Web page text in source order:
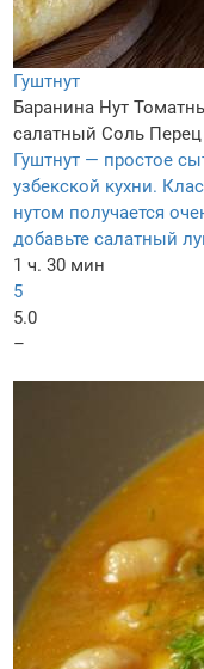
Гуштнут
Баранина Нут
салатный Соль
Гуштнут — простое
узбекской кухни.
нутом получается
добавьте салатный
1 ч. 30 мин
5
5.0
–